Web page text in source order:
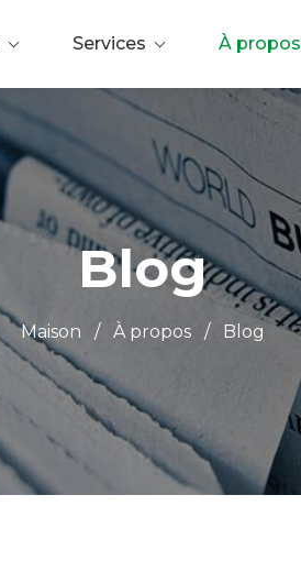
Services À propos
Blog
Maison / À propos / Blog